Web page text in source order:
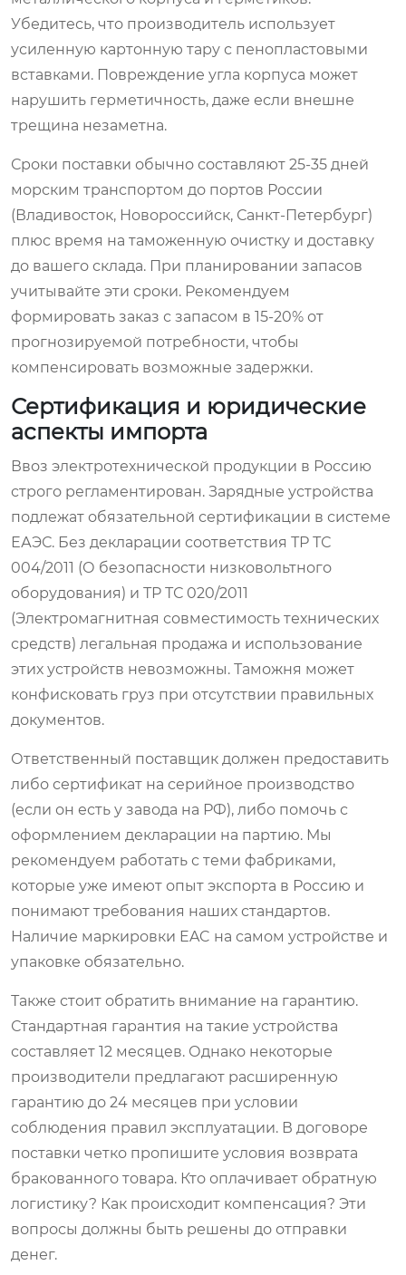
Убедитесь, что производитель использует
усиленную картонную тару с пенопластовыми
вставками. Повреждение угла корпуса может
нарушить герметичность, даже если внешне
трещина незаметна.
Сроки поставки обычно составляют 25-35 дней
морским транспортом до портов России
(Владивосток, Новороссийск, Санкт-Петербург)
плюс время на таможенную очистку и доставку
до вашего склада. При планировании запасов
учитывайте эти сроки. Рекомендуем
формировать заказ с запасом в 15-20% от
прогнозируемой потребности, чтобы
компенсировать возможные задержки.
Сертификация и юридические
аспекты импорта
Ввоз электротехнической продукции в Россию
строго регламентирован. Зарядные устройства
подлежат обязательной сертификации в системе
ЕАЭС. Без декларации соответствия ТР ТС
004/2011 (О безопасности низковольтного
оборудования) и ТР ТС 020/2011
(Электромагнитная совместимость технических
средств) легальная продажа и использование
этих устройств невозможны. Таможня может
конфисковать груз при отсутствии правильных
документов.
Ответственный поставщик должен предоставить
либо сертификат на серийное производство
(если он есть у завода на РФ), либо помочь с
оформлением декларации на партию. Мы
рекомендуем работать с теми фабриками,
которые уже имеют опыт экспорта в Россию и
понимают требования наших стандартов.
Наличие маркировки EAC на самом устройстве и
упаковке обязательно.
Также стоит обратить внимание на гарантию.
Стандартная гарантия на такие устройства
составляет 12 месяцев. Однако некоторые
производители предлагают расширенную
гарантию до 24 месяцев при условии
соблюдения правил эксплуатации. В договоре
поставки четко пропишите условия возврата
бракованного товара. Кто оплачивает обратную
логистику? Как происходит компенсация? Эти
вопросы должны быть решены до отправки
денег.